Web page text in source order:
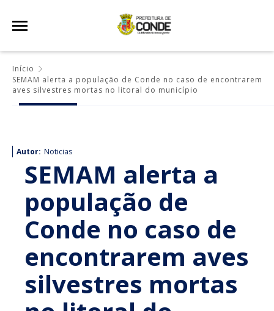
Início
SEMAM alerta a população de Conde no caso de encontrarem
aves silvestres mortas no litoral do município
Autor: Noticias
SEMAM alerta a
população de
Conde no caso de
encontrarem aves
silvestres mortas